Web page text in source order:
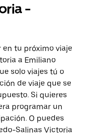
-
en tu próximo viaje
a Emiliano
solo viajes tú o
de viaje que se
Si quieres
programar un
O puedes
Salinas Victoria